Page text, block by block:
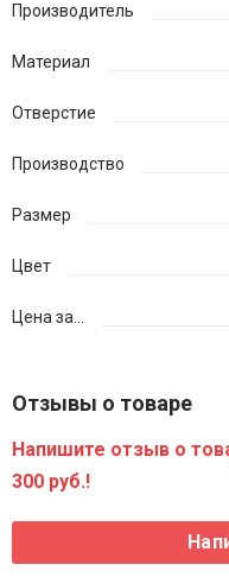
Производитель
Материал
Отверстие
Производство
Размер
Цвет
Цена за...
Отзывы о товаре
Напишите отзыв о
300 руб.!